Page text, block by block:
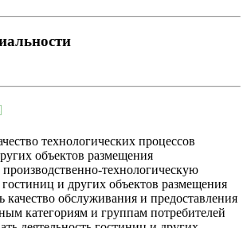
технологических процессов
объектов размещения
технологическую
гостиниц и других объектов размещения
качество обслуживания и предоставления
категориям и группам потребителей